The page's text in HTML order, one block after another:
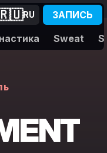
Sweat
RU ЗАПИСЬ